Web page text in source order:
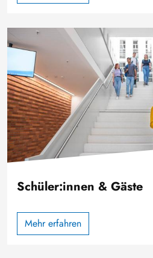
Schüler:innen & Gäste
Mehr erfahren